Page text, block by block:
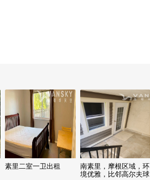
素里二室一卫出租
南素里，摩根区域，环
境优雅，比邻高尔夫球